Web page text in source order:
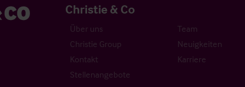
Christie & Co
Über uns
Team
Christie Group
Neuigkeiten
Kontakt
Karriere
Stellenangebote